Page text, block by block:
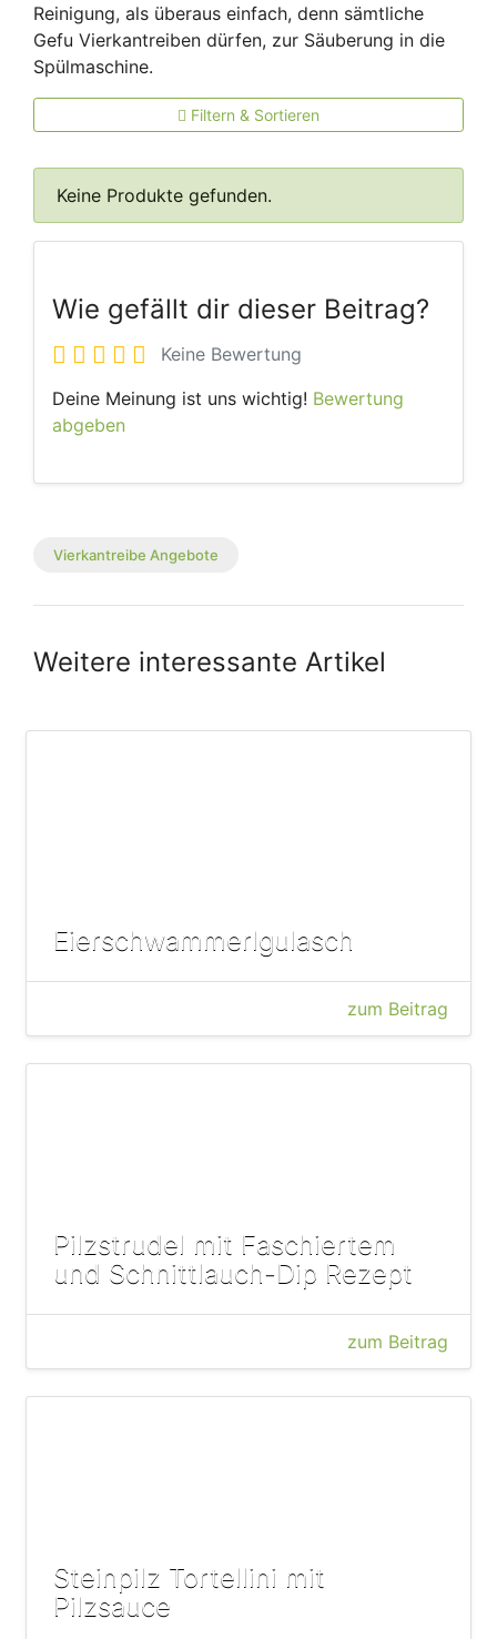
Reinigung, als überaus einfach, denn sämtliche
Gefu Vierkantreiben dürfen, zur Säuberung in die
Spülmaschine.
Filtern & Sortieren
Keine Produkte gefunden.
Wie gefällt dir dieser Beitrag?
Keine Bewertung
Deine Meinung ist uns wichtig! Bewertung
abgeben
Vierkantreibe Angebote
Weitere interessante Artikel
Eierschwammerlgulasch
zum Beitrag
Pilzstrudel mit Faschiertem
und Schnittlauch-Dip Rezept
zum Beitrag
Steinpilz Tortellini mit
Pilzsauce